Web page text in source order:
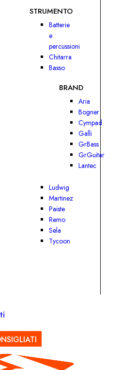
STRUMENTO
Batterie
e
percussioni
Chitarra
Basso
BRAND
Aria
Bogner
Cympad
Galli
GrBass
GrGuitar
Lantec
Ludwig
Martinez
Paiste
Remo
Sela
Tycoon